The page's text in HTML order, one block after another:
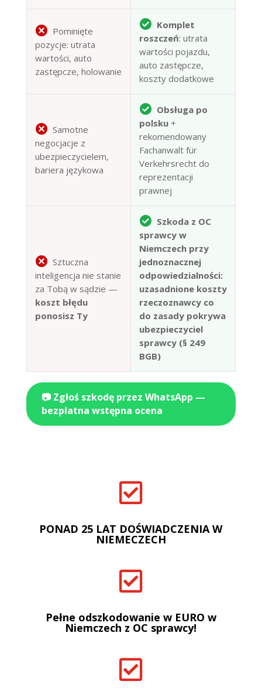
Pominięte
pozycje: utrata
wartości, auto
zastępcze, holowanie
Komplet
roszczeń: utrata
wartości pojazdu,
auto zastępcze,
koszty dodatkowe
Samotne
negocjacje z
ubezpieczycielem,
bariera językowa
Obsługa po
polsku+
rekomendowany
Fachanwalt für
Verkehrsrecht do
reprezentacji
prawnej
Sztuczna
inteligencja nie stanie
za Tobą w sądzie —
koszt błędu
ponosisz Ty
Szkoda z OC
sprawcy w
Niemczech przy
jednoznacznej
odpowiedzialności:
uzasadnione koszty
rzeczoznawcy co
do zasady pokrywa
ubezpieczyciel
sprawcy (§ 249
BGB)
📷 Zgłoś szkodę przez WhatsApp —
bezpłatna wstępna ocena

PONAD 25 LAT DOŚWIADCZENIA W
NIEMECZECH

Pełne odszkodowanie w EURO w
Niemczech z OC sprawcy!
